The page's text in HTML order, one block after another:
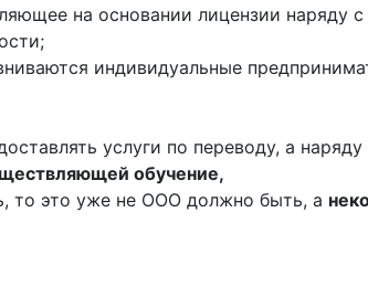
на основании лицензии наряду
индивидуальные
услуги по переводу, а
обучение,
то это уже не ООО должно быть, а